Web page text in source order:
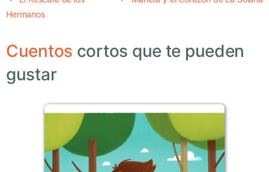
Hermanos
Cuentos cortos que te pueden
gustar